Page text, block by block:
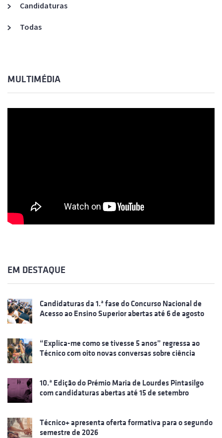
Candidaturas
Todas
MULTIMÉDIA
EM DESTAQUE
Candidaturas da 1.ª fase do Concurso Nacional de
Acesso ao Ensino Superior abertas até 6 de agosto
“Explica-me como se tivesse 5 anos” regressa ao
Técnico com oito novas conversas sobre ciência
10.ª Edição do Prémio Maria de Lourdes Pintasilgo
com candidaturas abertas até 15 de setembro
Técnico+ apresenta oferta formativa para o segundo
semestre de 2026